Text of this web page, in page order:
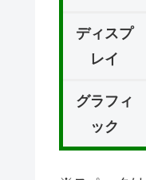
ディスプ
レイ
グラフィ
ック